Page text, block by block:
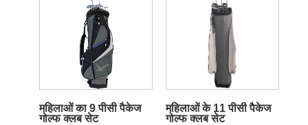
महिलाओं का 9 पीसी पैकेज
गोल्फ क्लब सेट
महिलाओं के 11 पीसी पैकेज
गोल्फ क्लब सेट